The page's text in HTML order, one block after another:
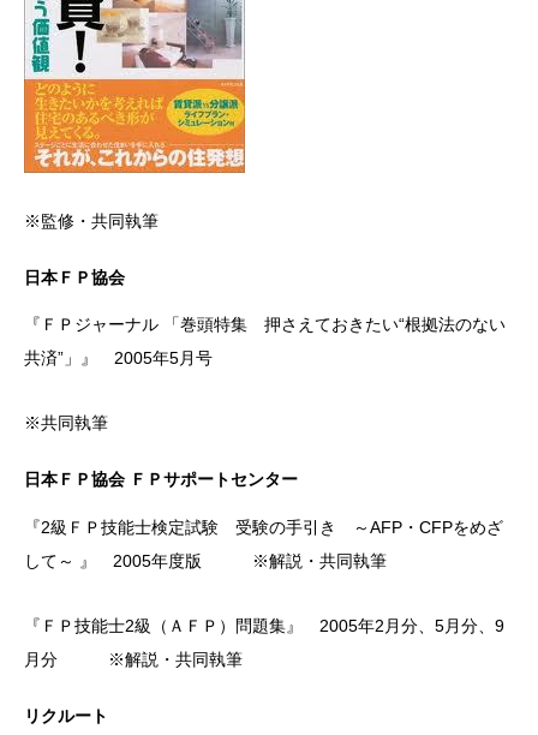
※監修・共同執筆
日本ＦＰ協会
『ＦＰジャーナル 「巻頭特集 押さえておきたい“根拠法のない
共済”」』 2005年5月号
※共同執筆
日本ＦＰ協会 ＦＰサポートセンター
『2級ＦＰ技能士検定試験 受験の手引き ～AFP・CFPをめざ
して～ 』 2005年度版 ※解説・共同執筆
『ＦＰ技能士2級（ＡＦＰ）問題集』 2005年2月分、5月分、9
月分 ※解説・共同執筆
リクルート